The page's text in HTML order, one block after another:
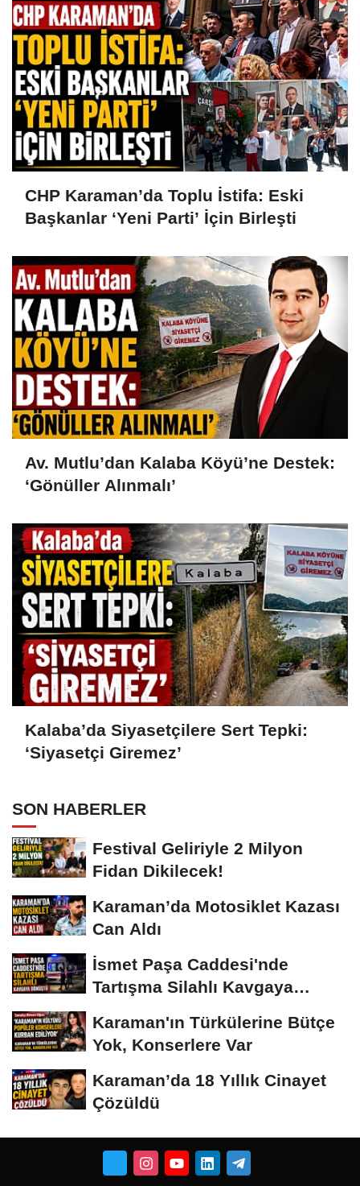
CHP Karaman’da Toplu İstifa: Eski
Başkanlar ‘Yeni Parti’ İçin Birleşti
Av. Mutlu’dan Kalaba Köyü’ne Destek:
‘Gönüller Alınmalı’
Kalaba’da Siyasetçilere Sert Tepki:
‘Siyasetçi Giremez’
SON HABERLER
Festival Geliriyle 2 Milyon
Fidan Dikilecek!
Karaman’da Motosiklet Kazası
Can Aldı
İsmet Paşa Caddesi'nde
Tartışma Silahlı Kavgaya
Karaman'ın Türkülerine Bütçe
Yok, Konserlere Var
Karaman’da 18 Yıllık Cinayet
Çözüldü